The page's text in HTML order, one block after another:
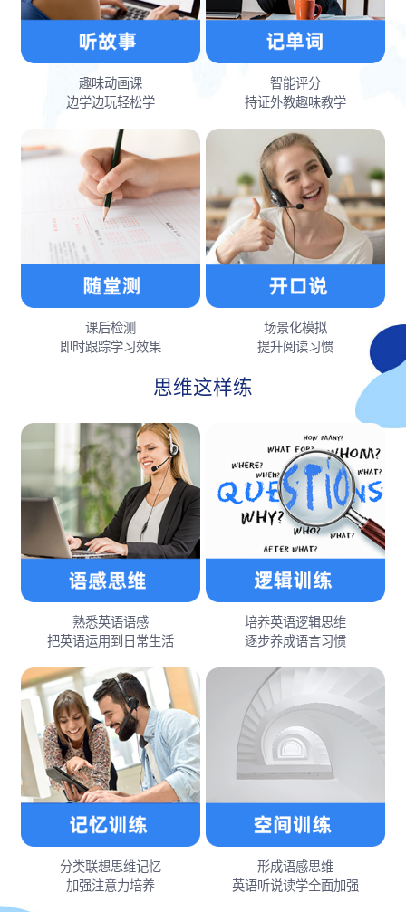
趣味动画课
边学边玩轻松学
智能评分
持证外教趣味教学
课后检测
即时跟踪学习效果
场景化模拟
提升阅读习惯
思维这样练
熟悉英语语感
把英语运用到日常生活
培养英语逻辑思维
逐步养成语言习惯
分类联想思维记忆
加强注意力培养
形成语感思维
英语听说读学全面加强